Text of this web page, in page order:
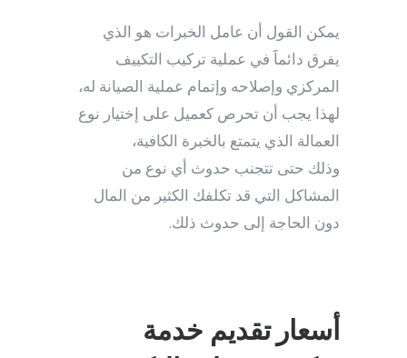
يمكن القول أن عامل الخبرات هو الذي
يفرق دائماََ في عملية تركيب التكييف
المركزي وإصلاحه وإتمام عملية الصيانة له،
لهذا يجب أن تحرص كعميل على إختيار نوع
العمالة الذي يتمتع بالخبرة الكافية،
وذلك حتى تتجنب حدوث أي نوع من
المشاكل التي قد تكلفك الكثير من المال
دون الحاجة إلى حدوث ذلك.
أسعار تقديم خدمة